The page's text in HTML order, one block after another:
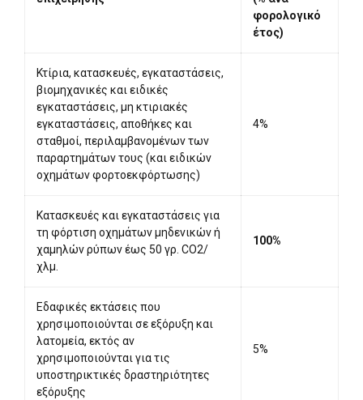
φορολογικό
έτος)
Κτίρια, κατασκευές, εγκαταστάσεις,
βιομηχανικές και ειδικές
εγκαταστάσεις, μη κτιριακές
εγκαταστάσεις, αποθήκες και
σταθμοί, περιλαμβανομένων των
παραρτημάτων τους (και ειδικών
οχημάτων φορτοεκφόρτωσης)
4%
Κατασκευές και εγκαταστάσεις για
τη φόρτιση οχημάτων μηδενικών ή
χαμηλών ρύπων έως 50 γρ. CO2/
χλμ.
100%
Εδαφικές εκτάσεις που
χρησιμοποιούνται σε εξόρυξη και
λατομεία, εκτός αν
χρησιμοποιούνται για τις
υποστηρικτικές δραστηριότητες
εξόρυξης
5%